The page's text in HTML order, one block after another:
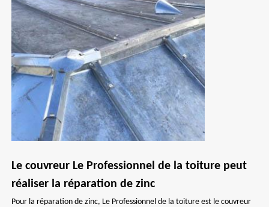
Le couvreur Le Professionnel de la toiture peut
réaliser la réparation de zinc
Pour la réparation de zinc, Le Professionnel de la toiture est le couvreur